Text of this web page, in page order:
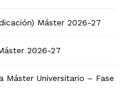
Máster 2026-27
2026-27
Universitario – Fase